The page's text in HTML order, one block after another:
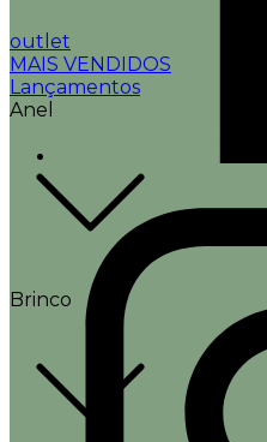
outlet
MAIS VENDIDOS
Lançamentos
Anel
Brinco